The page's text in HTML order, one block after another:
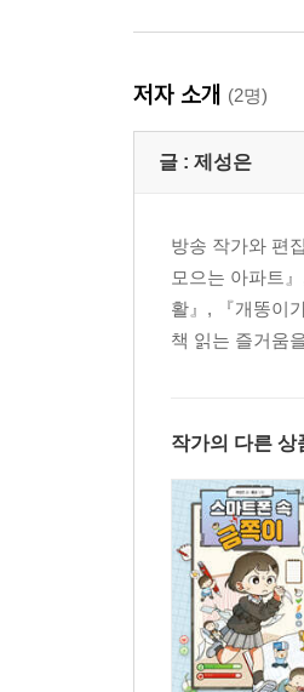
저자 소개 (2명)
글 : 제성은
방송 작가와 편
모으는 아파트
활』, 『개똥이
책 읽는 즐거움
작가의 다른 상